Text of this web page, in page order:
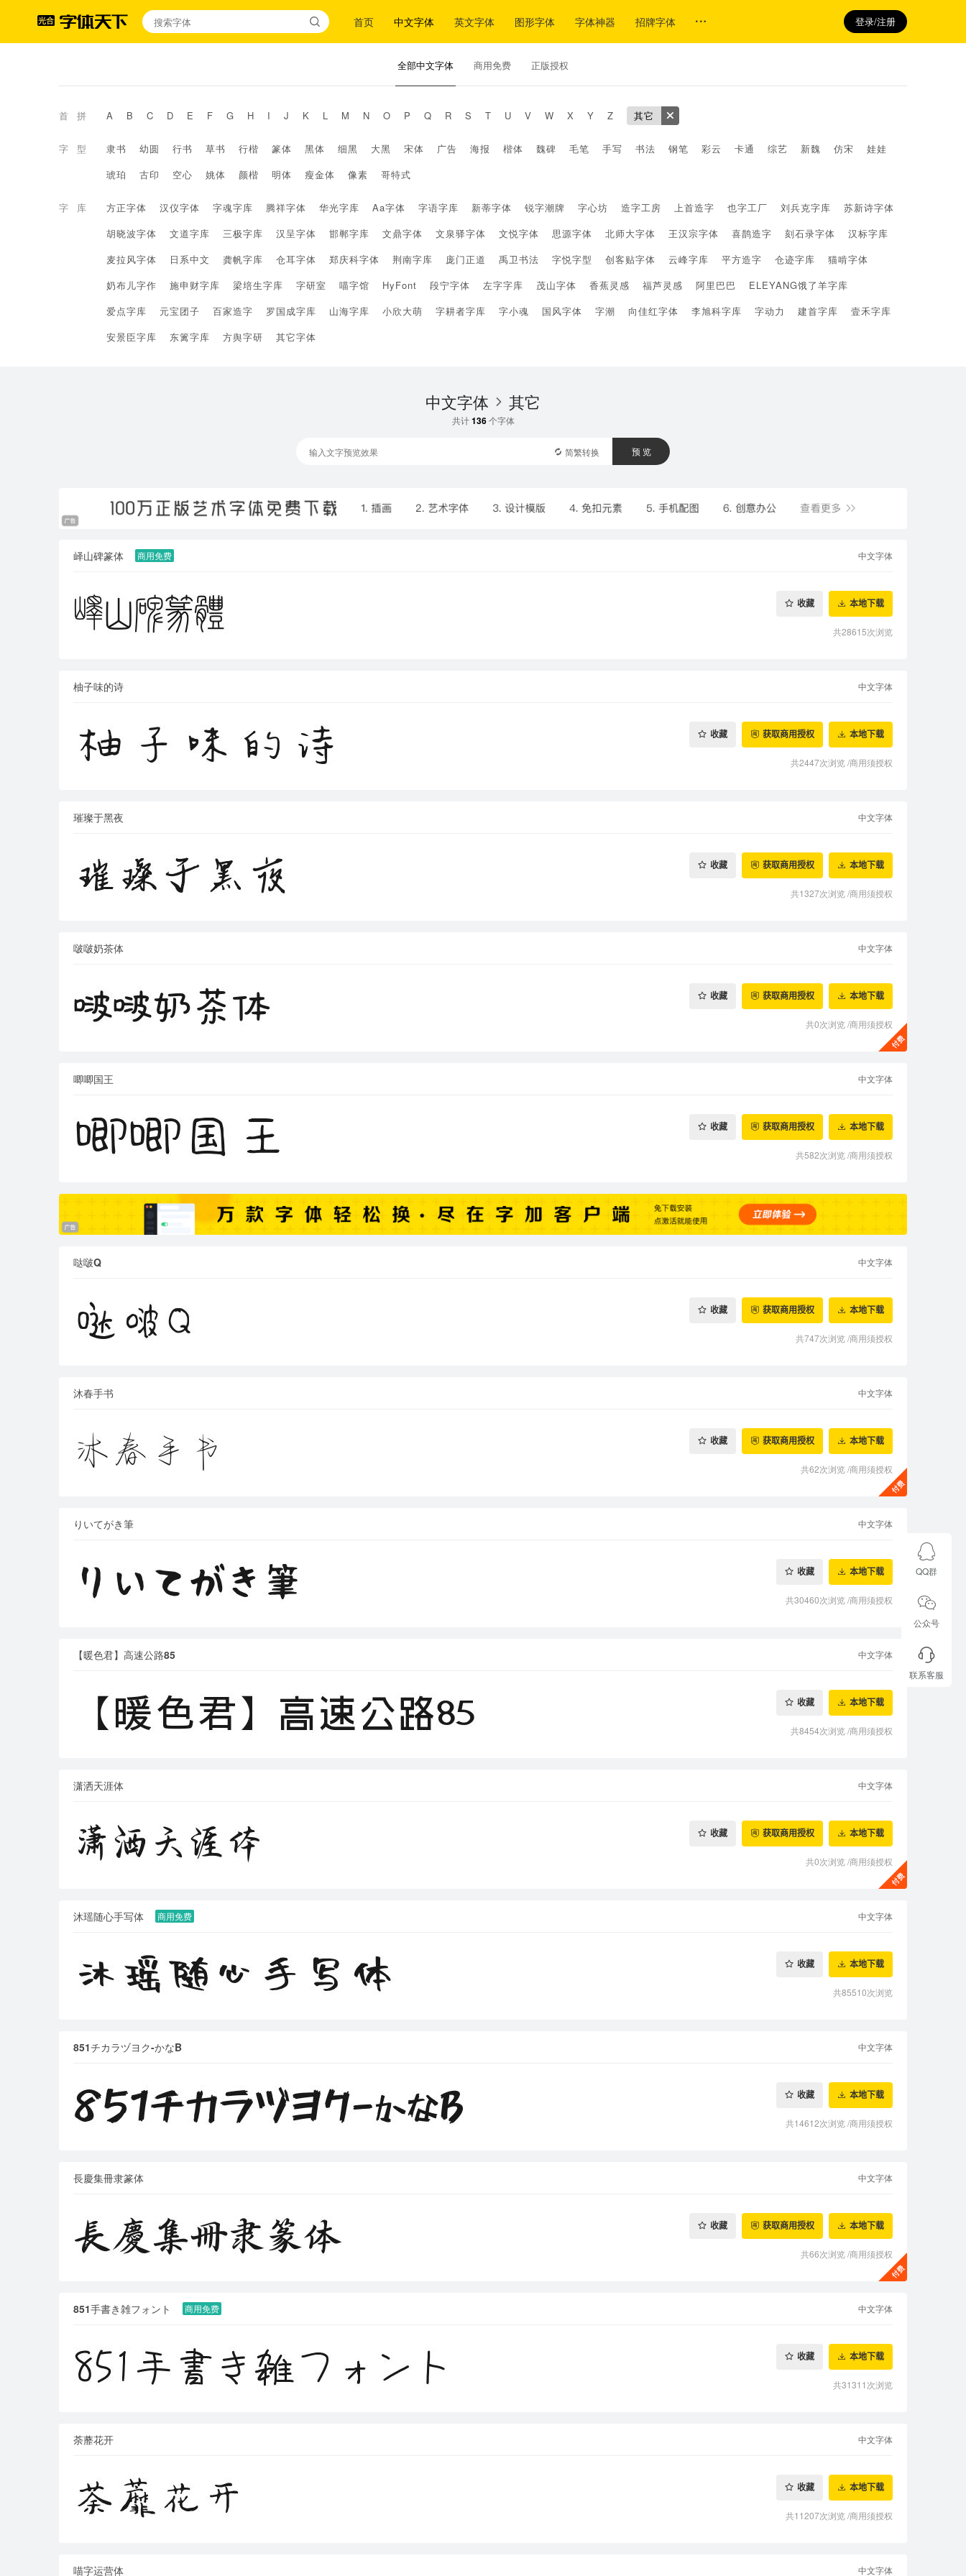
首页 中文字体 英文字体 图形字体 字体神器 招牌字体 登录/注册
全部中文字体 商用免费 正版授权
首拼 A B C D E F G H I J K L M N O P Q R S T U V W X Y Z 其它
字型 隶书 幼圆 行书 草书 行楷 篆体 黑体 细黑 大黑 宋体 广告 海报 楷体 魏碑 毛笔 手写 书法 钢笔 彩云 卡通 综艺 新魏 仿宋
娃娃
琥珀
古印 空心 姚体 颜楷 明体 瘦金体 像素 哥特式
字库 方正字体 汉仪字体 字魂字库 腾祥字体 华光字库 Aa字体 字语字库 新蒂字体 锐字潮牌 字心坊 造字工房 上首造字 也字工厂 刘兵克字库
苏新诗字体
胡晓波字体
文道字库 三极字库 汉呈字体 邯郸字库 文鼎字体 文泉驿字体 文悦字体 思源字体 北师大字体 王汉宗字体 喜鹊造字 刻石录字体
汉标字库
麦拉风字体
日系中文 龚帆字库 仓耳字体 郑庆科字体 荆南字库 庞门正道 禹卫书法 字悦字型 创客贴字体 云峰字库 平方造字 仓迹字库
猫啃字体
奶布儿字作
施申财字库 梁培生字库 字研室 喵字馆 HyFont 段宁字体 左字字库 茂山字体 香蕉灵感 福芦灵感 阿里巴巴
ELEYANG饿了羊字库
爱点字库
元宝团子 百家造字 罗国成字库 山海字库 小欣大萌 字耕者字库 字小魂 国风字体 字潮 向佳红字体 李旭科字库 字动力 建首字库
壹禾字库
安景臣字库
东篱字库 方舆字研 其它字体
中文字体 其它
共计 136 个字体
预 览
简繁转换
峄山碑篆体 商用免费 中文字体
收藏 本地下载
共28615次浏览
柚子味的诗 中文字体
收藏 获取商用授权 本地下载
共2447次浏览/商用须授权
璀璨于黑夜 中文字体
收藏 获取商用授权 本地下载
共1327次浏览/商用须授权
啵啵奶茶体 中文字体
收藏 获取商用授权 本地下载
共0次浏览/商用须授权
唧唧国王 中文字体
收藏 获取商用授权 本地下载
共582次浏览/商用须授权
哒啵Q 中文字体
收藏 获取商用授权 本地下载
共747次浏览/商用须授权
沐春手书 中文字体
收藏 获取商用授权 本地下载
共62次浏览/商用须授权
りいてがき筆 中文字体
收藏 本地下载
共30460次浏览/商用须授权
【暖色君】高速公路85 中文字体
收藏 本地下载
共8454次浏览/商用须授权
潇洒天涯体 中文字体
收藏 获取商用授权 本地下载
共0次浏览/商用须授权
沐瑶随心手写体 商用免费 中文字体
收藏 本地下载
共85510次浏览
851チカラヅヨク-かなB 中文字体
收藏 本地下载
共14612次浏览/商用须授权
長慶集冊隶篆体 中文字体
收藏 获取商用授权 本地下载
共66次浏览/商用须授权
851手書き雑フォント 商用免费 中文字体
收藏 本地下载
共31311次浏览
荼蘼花开 中文字体
收藏 本地下载
共11207次浏览/商用须授权
喵字运营体 中文字体
QQ群
公众号
联系客服